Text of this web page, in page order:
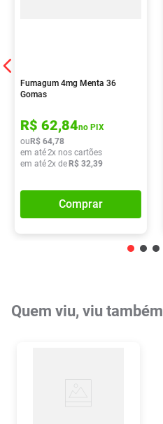
Fumagum 4mg Menta 36
Gomas
R$ 62,84no PIX
ou R$ 64,78
em até2x nos cartões
em até2x de R$ 32,39
Comprar
Quem viu, viu também